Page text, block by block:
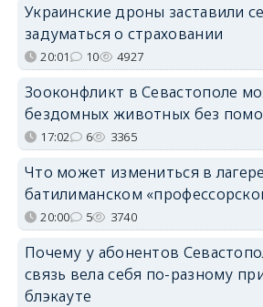
Украинские дроны заставили
задуматься о страховании
20:01 10 4927
Зооконфликт в Севастополе
бездомных животных без
17:02 6 3365
Что может измениться в
батилиманском
20:00 5 3740
Почему у абонентов
связь вела себя по-разному
блэкауте